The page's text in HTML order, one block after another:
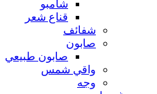
شامبو
قناع شعر
شفائف
صابون
صابون طبيعي
واقي شمس
وجه